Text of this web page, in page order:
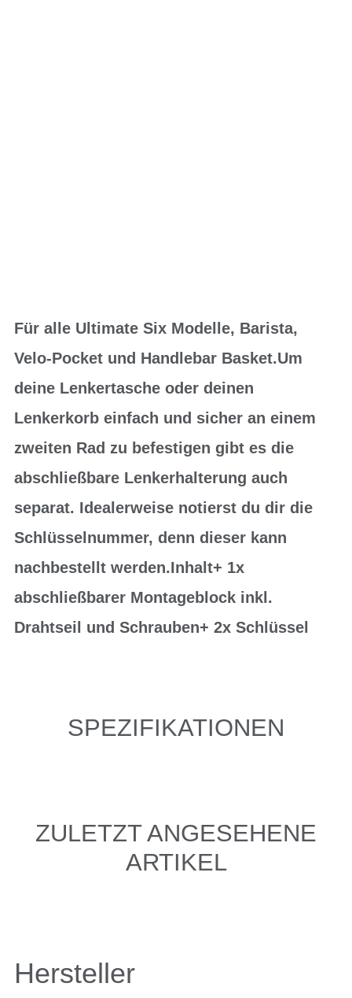
Für alle Ultimate Six Modelle, Barista,
Velo-Pocket und Handlebar Basket.Um
deine Lenkertasche oder deinen
Lenkerkorb einfach und sicher an einem
zweiten Rad zu befestigen gibt es die
abschließbare Lenkerhalterung auch
separat. Idealerweise notierst du dir die
Schlüsselnummer, denn dieser kann
nachbestellt werden.Inhalt+ 1x
abschließbarer Montageblock inkl.
Drahtseil und Schrauben+ 2x Schlüssel
SPEZIFIKATIONEN
ZULETZT ANGESEHENE
ARTIKEL
Hersteller